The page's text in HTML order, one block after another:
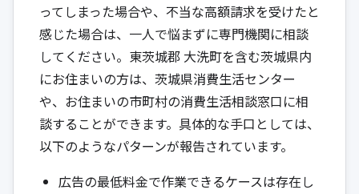
ってしまった場合や、不当な高額請求を受けたと
感じた場合は、一人で悩まずに専門機関に相談
してください。東茨城郡 大洗町を含む茨城県内
にお住まいの方は、 茨城県消費生活センター
や、お住まいの市町村の消費生活相談窓口に相
談することができます。具体的な手口としては、
以下のようなパターンが報告されています。
広告の最低料金で作業できるケースは存在し